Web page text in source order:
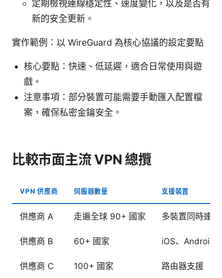
定期檢視連線穩定性、速度變化，以及是否有
新的安全更新。
實作範例：以 WireGuard 為核心協議的設定要點
核心要點：快速、低延遲，適合日常使用與遊
戲。
注意事項：部分裝置可能需要手動匯入配置檔
案，確保私密金鑰安全。
比較市面主流 VPN 總攬
VPN 供應商 伺服器數量 支援裝置
供應商 A 走遍全球 90+ 國家 多裝置同時連線
供應商 B 60+ 國家 iOS、Android
供應商 C 100+ 國家 路由器支援